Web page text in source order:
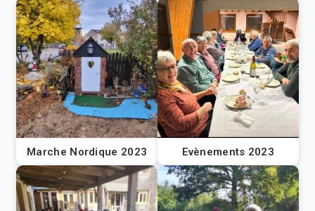
Marche Nordique 2023 Evènements 2023